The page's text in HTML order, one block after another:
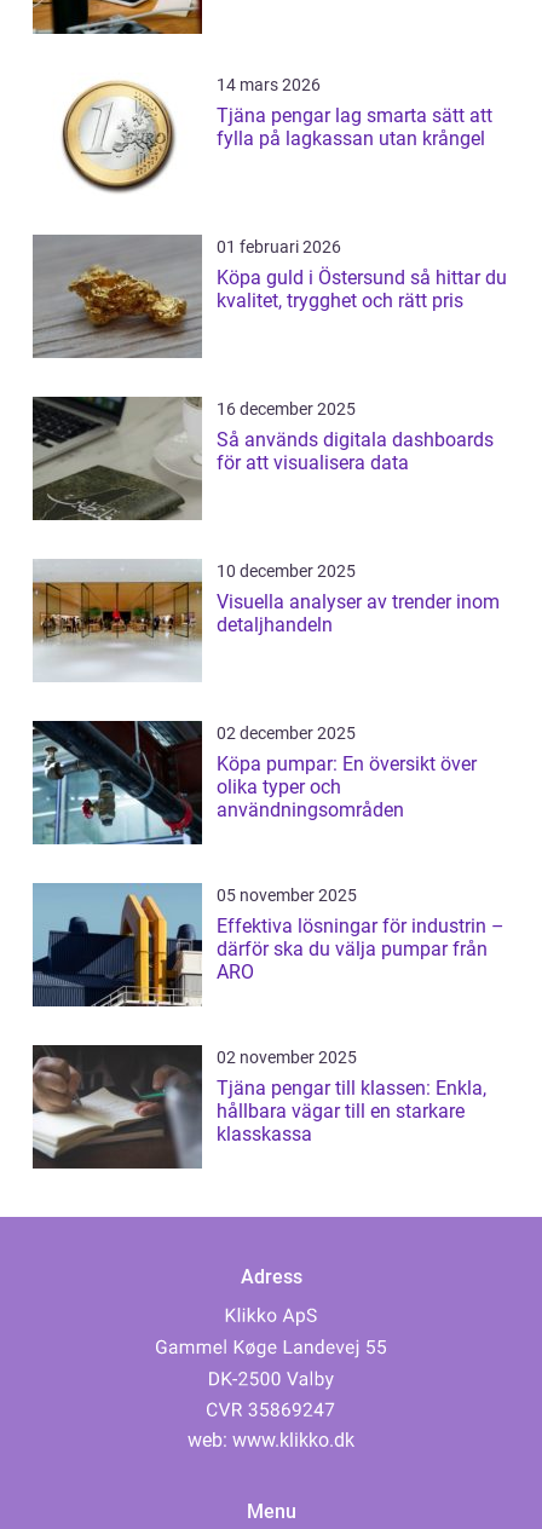
14 mars 2026
Tjäna pengar lag smarta sätt att
fylla på lagkassan utan krångel
01 februari 2026
Köpa guld i Östersund så hittar du
kvalitet, trygghet och rätt pris
16 december 2025
Så används digitala dashboards
för att visualisera data
10 december 2025
Visuella analyser av trender inom
detaljhandeln
02 december 2025
Köpa pumpar: En översikt över
olika typer och
användningsområden
05 november 2025
Effektiva lösningar för industrin –
därför ska du välja pumpar från
ARO
02 november 2025
Tjäna pengar till klassen: Enkla,
hållbara vägar till en starkare
klasskassa
Adress
web: www.klikko.dk
Menu